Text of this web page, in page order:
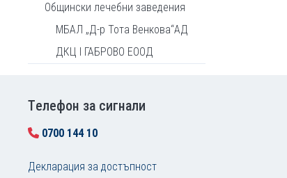
Общински лечебни заведения
МБАЛ „Д-р Тота Венкова“АД
ДКЦ I ГАБРОВО ЕООД
Tелефон за сигнали
0700 144 10
Декларация за достъпност